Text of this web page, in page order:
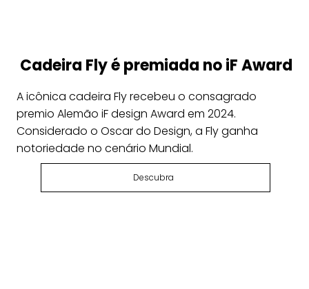
Cadeira Fly é premiada no iF Award
A icônica cadeira Fly recebeu o consagrado
premio Alemão iF design Award em 2024.
Considerado o Oscar do Design, a Fly ganha
notoriedade no cenário Mundial.
Descubra